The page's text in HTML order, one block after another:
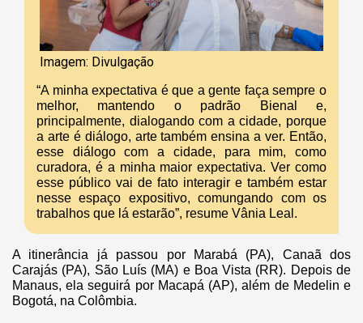
Imagem: Divulgação
“A minha expectativa é que a gente faça sempre o
melhor, mantendo o padrão Bienal e,
principalmente, dialogando com a cidade, porque
a arte é diálogo, arte também ensina a ver. Então,
esse diálogo com a cidade, para mim, como
curadora, é a minha maior expectativa. Ver como
esse público vai de fato interagir e também estar
nesse espaço expositivo, comungando com os
trabalhos que lá estarão”, resume Vânia Leal.
A itinerância já passou por Marabá (PA), Canaã dos
Carajás (PA), São Luís (MA) e Boa Vista (RR). Depois de
Manaus, ela seguirá por Macapá (AP), além de Medelin e
Bogotá, na Colômbia.